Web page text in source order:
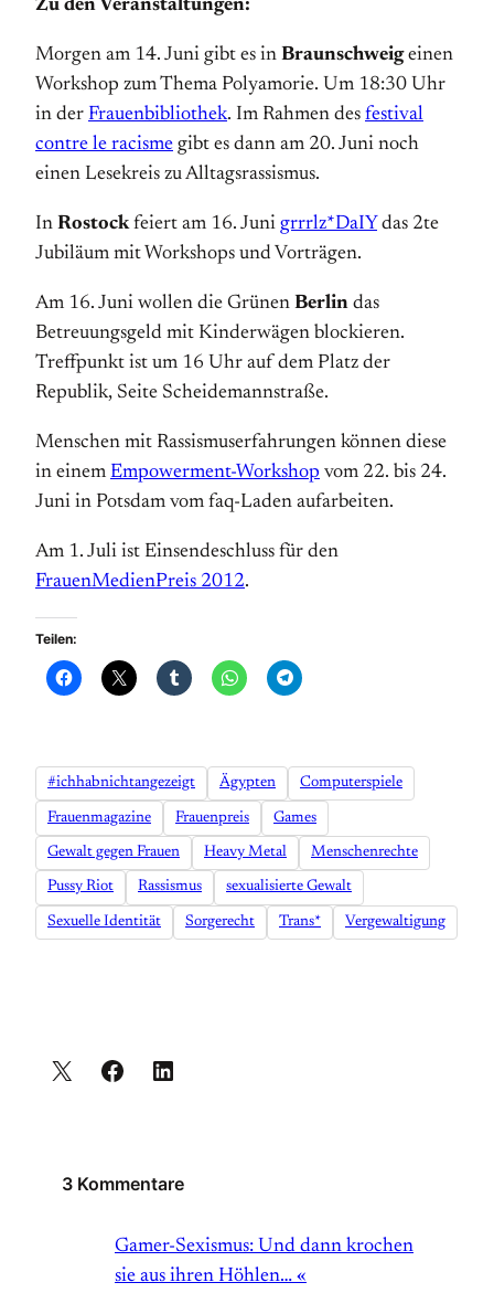
Zu den Veranstaltungen:
Morgen am 14. Juni gibt es in Braunschweigeinen
Workshop zum Thema Polyamorie. Um 18:30 Uhr
in der Frauenbibliothek. Im Rahmen des festival
contre le racisme gibt es dann am 20. Juni noch
einen Lesekreis zu Alltagsrassismus.
In Rostockfeiert am 16. Juni grrrlz*DaIY das 2te
Jubiläum mit Workshops und Vorträgen.
Am 16. Juni wollen die Grünen Berlin das
Betreuungsgeld mit Kinderwägen blockieren.
Treffpunkt ist um 16 Uhr auf dem Platz der
Republik, Seite Scheidemannstraße.
Menschen mit Rassismuserfahrungen können diese
in einem Empowerment-Workshop vom 22. bis 24.
Juni in Potsdam vom faq-Laden aufarbeiten.
Am 1. Juli ist Einsendeschluss für den
FrauenMedienPreis 2012.
Teilen:
#ichhabnichtangezeigt Ägypten Computerspiele
Frauenmagazine Frauenpreis Games
Gewalt gegen Frauen Heavy Metal Menschenrechte
Pussy Riot Rassismus sexualisierte Gewalt
Sexuelle Identität Sorgerecht Trans* Vergewaltigung
3 Kommentare
Gamer-Sexismus: Und dann krochen
sie aus ihren Höhlen… «